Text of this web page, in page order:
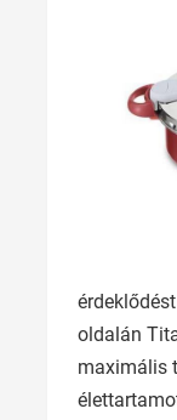
oldalán
maximális